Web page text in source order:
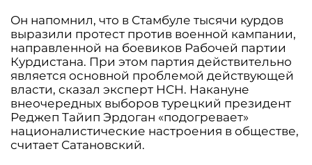
Он напомнил, что в Стамбуле тысячи курдов
выразили протест против военной кампании,
направленной на боевиков Рабочей партии
Курдистана. При этом партия действительно
является основной проблемой действующей
власти, сказал эксперт НСН. Накануне
внеочередных выборов турецкий президент
Реджеп Тайип Эрдоган «подогревает»
националистические настроения в обществе,
считает Сатановский.